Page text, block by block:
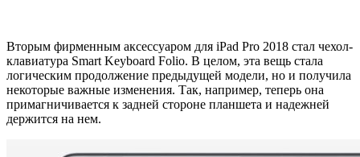
Вторым фирменным аксессуаром для iPad Pro 2018 стал чехол-
клавиатура Smart Keyboard Folio. В целом, эта вещь стала
логическим продолжение предыдущей модели, но и получила
некоторые важные изменения. Так, например, теперь она
примагничивается к задней стороне планшета и надежней
держится на нем.